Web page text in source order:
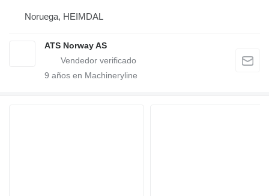
Noruega, HEIMDAL
ATS Norway AS
9 años en Machineryline